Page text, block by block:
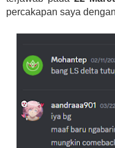
percakapan saya